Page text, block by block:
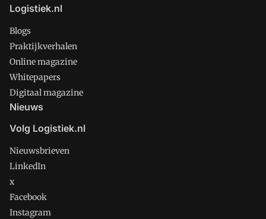
Logistiek.nl
Blogs
Praktijkverhalen
Online magazine
Whitepapers
Digitaal magazine
Nieuws
Volg Logistiek.nl
Nieuwsbrieven
LinkedIn
x
Facebook
Instagram